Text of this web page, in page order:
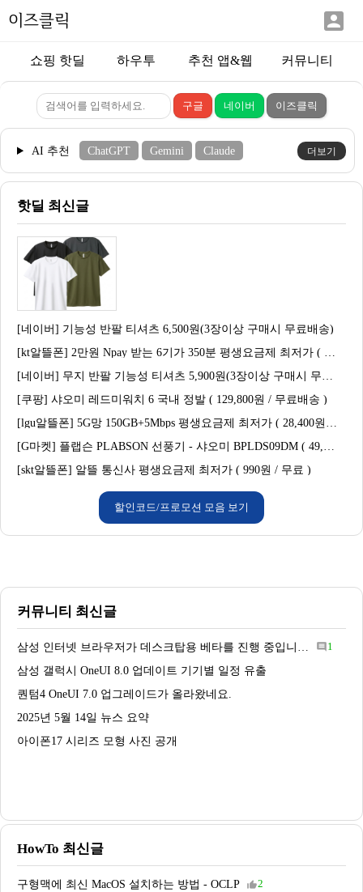
이즈클릭 
쇼핑 핫딜 하우투 추천 앱&웹 커뮤니티
AI 추천 ChatGPT Gemini Claude 더보기
핫딜 최신글
[네이버] 기능성 반팔 티셔츠 6,500원(3장이상 구매시 무료배송)
[쿠팡] 샤오미 레드미워치 6 국내 정발 ( 129,800원 / 무료배송 )
[skt알뜰폰] 알뜰 통신사 평생요금제 최저가 ( 990원 / 무료 )
할인코드/프로모션 모음 보기
커뮤니티 최신글
comment 1
삼성 갤럭시 OneUI 8.0 업데이트 기기별 일정 유출
퀀텀4 OneUI 7.0 업그레이드가 올라왔네요.
2025년 5월 14일 뉴스 요약
아이폰17 시리즈 모형 사진 공개
HowTo 최신글
구형맥에 최신 MacOS 설치하는 방법 - OCLP thumb_up_alt2